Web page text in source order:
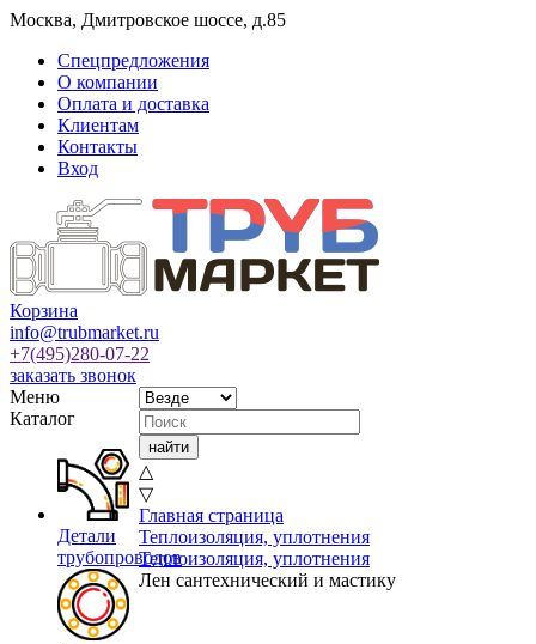
Москва, Дмитровское шоссе, д.85
Спецпредложения
О компании
Оплата и доставка
Клиентам
Контакты
Вход
Корзина
info@trubmarket.ru
+7(495)280-07-22
заказать звонок
Меню
Каталог
Детали
трубопроводов
△
▽
Главная страница
Теплоизоляция, уплотнения
Теплоизоляция, уплотнения
Лен сантехнический и мастику